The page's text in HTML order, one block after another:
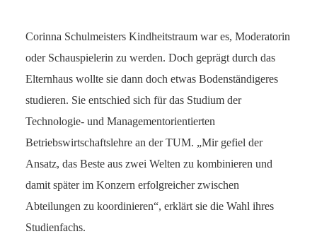
Corinna Schulmeisters Kindheitstraum war es, Moderatorin
oder Schauspielerin zu werden. Doch geprägt durch das
Elternhaus wollte sie dann doch etwas Bodenständigeres
studieren. Sie entschied sich für das Studium der
Technologie- und Managementorientierten
Betriebswirtschaftslehre an der TUM. „Mir gefiel der
Ansatz, das Beste aus zwei Welten zu kombinieren und
damit später im Konzern erfolgreicher zwischen
Abteilungen zu koordinieren“, erklärt sie die Wahl ihres
Studienfachs.